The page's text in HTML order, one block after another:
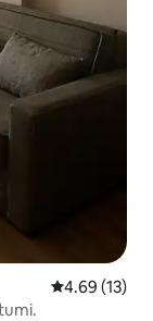
Calificación
4.69 (13)